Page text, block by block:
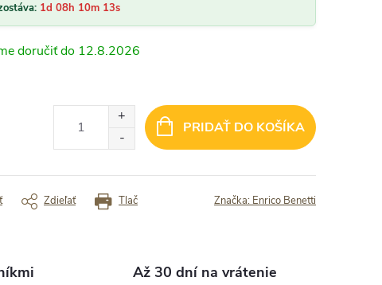
„Spokojnosť s tovarom aj včasným
Overený zákazník Overený zákazník
1d 08h 10m 12s
12.8.2026
PRIDAŤ DO KOŠÍKA
Tlač
Zdieľať Značka: Enrico Benetti
Až 30 dní na vrátenie